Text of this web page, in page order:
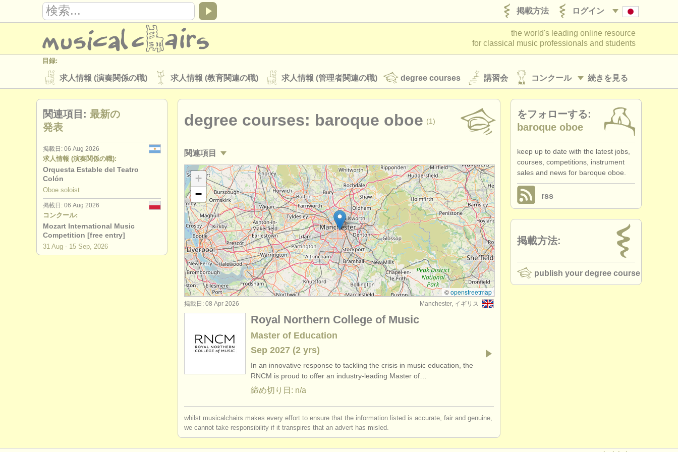
ログイン
掲載方法
the world's leading online resource
for classical music professionals and students
目録:
続きを見る
求人情報 (演奏関係の職) 求人情報 (教育関連の職) 求人情報 (管理者関連の職) degree courses 講習会 コンクール
楽器の販売 盗まれた楽器
ディレクトリー:
musicalchairs:
musicalchairsについて お問い合わせ rss feeds クラシック音楽ニュース
出版社:
掲載方法 find out about ourATS ATSfaq ログイン
degree courses: baroque oboe (1)
関連項目
求人情報 (演奏関係の職): オーボエ (16)
求人情報 (教育関連の職): オーボエ (1)
講習会: オーボエ (8)
degree courses: オーボエ (10)
コンクール: オーボエ (4)
楽器の販売: オーボエ (19)
盗まれた楽器: オーボエ
+
−
©openstreetmap
Manchester, イギリス
掲載日: 08 Apr 2026
Royal Northern College of Music
Master of Education
Sep 2027 (2 yrs)
In an innovative response to tackling the crisis in music education, the
RNCM is proud to offer an industry-leading Master of…
締め切り日: n/a
whilst musicalchairs makes every effort to ensure that the information listed is accurate, fair and genuine,
we cannot take responsibility if it transpires that an advert has misled.
関連項目: 最新の
発表
掲載日: 06 Aug 2026
求人情報 (演奏関係の職):
Orquesta Estable del Teatro
Colón
Oboe soloist
掲載日: 06 Aug 2026
コンクール:
Mozart International Music
Competition [free entry]
31 Aug - 15 Sep, 2026
をフォローする:
baroque oboe
keep up to date with the latest jobs,
courses, competitions, instrument
sales and news for baroque oboe.
rss
掲載方法:
publish your degree course